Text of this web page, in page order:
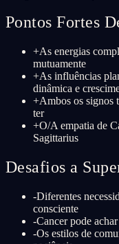
Pontos Fortes
+As energias
mutuamente
+As influências
dinâmica e
+Ambos os signos
ter
+O/A empatia de
Sagittarius
Desafios a
-Diferentes
consciente
-Cancer pode
-Os estilos de